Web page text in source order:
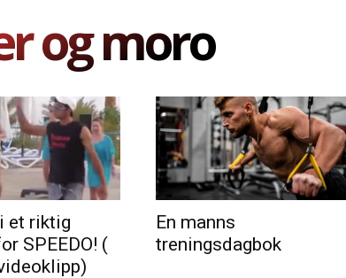
og moro
et riktig
SPEEDO! (
En manns
treningsdagbok